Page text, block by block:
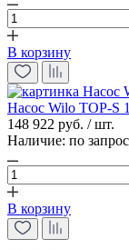
В корзину
Насос Wilo TOP-S
148 922 руб. / шт.
Наличие: по
В корзину